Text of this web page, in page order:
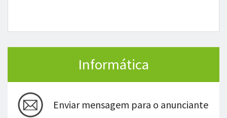
Informática
Enviar mensagem para o anunciante